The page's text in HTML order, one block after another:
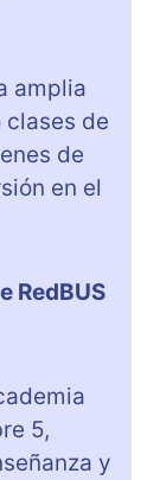
amplia
de
de
en el
RedBUS
5,
y